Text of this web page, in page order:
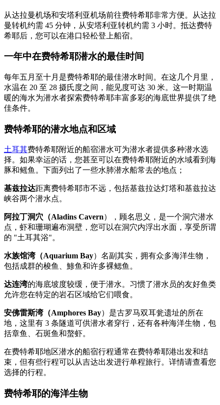
从达拉曼机场和安塔利亚机场前往费特希耶非常方便。从达拉
曼转机约需 45 分钟，从安塔利亚转机约需 3 小时。抵达费特
希耶后，您可以在港口轻松登上船宿。
一年中在费特希耶潜水的最佳时间
每年五月至十月是费特希耶的最佳潜水时间。在这几个月里，
水温在 20 至 28 摄氏度之间，能见度可达 30 米。这一时期温
暖的海水为潜水者探索费特希耶丰富多彩的海底世界提供了绝
佳条件。
费特希耶的潜水地点和区域
土耳其费特希耶附近的船宿潜水可为潜水者提供多种潜水选
择。如果幸运的话，您甚至可以在费特希耶附近的水域看到海
豚和鳐鱼。下面列出了一些水肺潜水船常去的地点；
基兹拉达距离费特希耶市不远，包括基兹拉达灯塔和基兹拉达
峡谷两个潜水点。
阿拉丁洞穴（Aladins Cavern），顾名思义，是一个洞穴潜水
点，虾和珊瑚遍布洞壁，您可以在洞穴内浮出水面，享受所谓
的 "土耳其浴"。
水族馆湾（Aquarium Bay）名副其实，拥有众多海洋生物，
包括成群的梭鱼、鯵鱼和许多裸鳃鱼。
达连湾的海底坡度较缓，便于潜水。习惯了潜水员的友好鱼类
允许您在特定的岩石区域给它们喂食。
安佛雷斯湾（Amphores Bay）是古罗马双耳瓮遗址的所在
地，这里有 3 条隧道可供潜水者穿行，还有各种海洋生物，包
括章鱼、石斑鱼和螯虾。
在费特希耶地区潜水的船宿行程通常在费特希耶港出发和结
束，但有些行程可以从吉达出发进行单程旅行。详情请查看您
选择的行程。
费特希耶的海洋生物